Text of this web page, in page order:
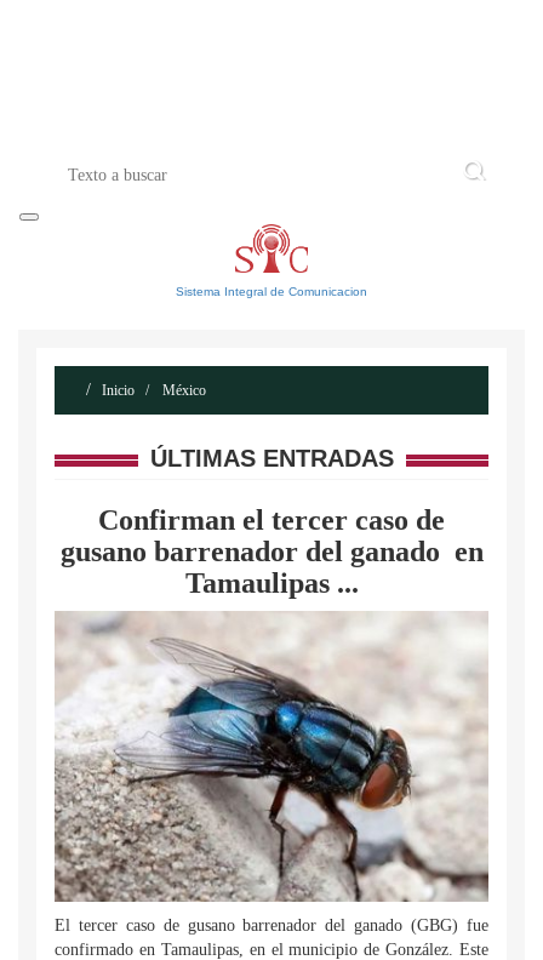
Sistema Integral de Comunicacion
Inicio México
ÚLTIMAS ENTRADAS
Confirman el tercer caso de
gusano barrenador del ganado en
Tamaulipas ...
El tercer caso de gusano barrenador del ganado (GBG) fue
confirmado en Tamaulipas, en el municipio de González. Este